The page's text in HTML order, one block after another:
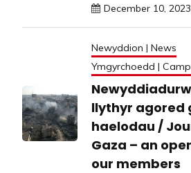
December 10, 2023
Newyddion | News
Ymgyrchoedd |
llythyr agored
haelodau /
Gaza – an
our members